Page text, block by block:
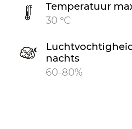
Temperatuur
30 °C
nachts
60-80%